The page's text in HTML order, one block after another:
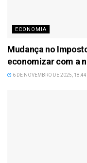
ECONOMIA
Mudança no
economizar com a
6 DE NOVEMBRO DE 2025,